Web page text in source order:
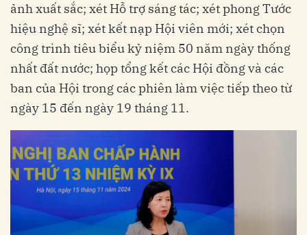
ảnh xuất sắc; xét Hỗ trợ sáng tác; xét phong Tước
hiệu nghệ sĩ; xét kết nạp Hội viên mới; xét chọn
công trình tiêu biểu kỷ niệm 50 năm ngày thống
nhất đất nước; họp tổng kết các Hội đồng và các
ban của Hội trong các phiên làm việc tiếp theo từ
ngày 15 đến ngày 19 tháng 11.